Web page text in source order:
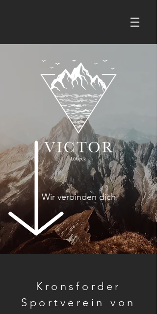
Wir verbinden dich
Kronsforder
Sportverein von